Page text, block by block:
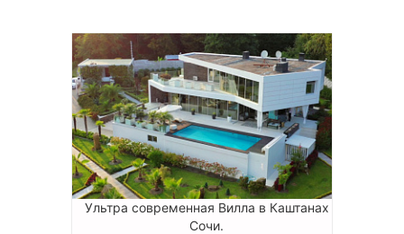
Ультра современная Вилла в Каштанах
Сочи.